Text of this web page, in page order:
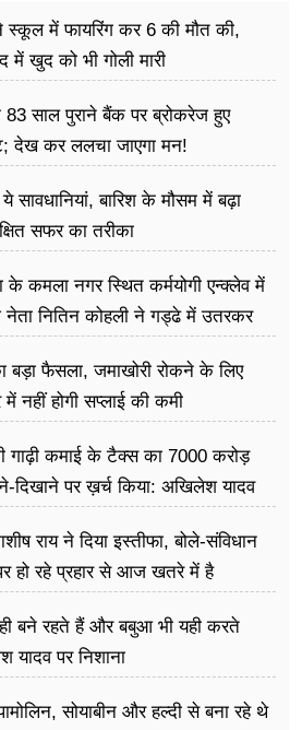
स्कूल में फायरिंग कर 6 की मौत की,
में खुद को भी गोली मारी
साल पुराने बैंक पर ब्रोकरेज हुए
देख कर ललचा जाएगा मन!
बारिश के मौसम में बढ़ा
सफर का तरीका
कमला नगर स्थित कर्मयोगी एन्क्लेव में
नितिन कोहली ने गड्ढे में उतरकर
बड़ा फैसला, जमाखोरी रोकने के लिए
नहीं होगी सप्लाई की कमी
गाढ़ी कमाई के टैक्स का 7000 करोड़
दिखाने पर ख़र्च किया: अखिलेश यादव
राय ने दिया इस्तीफा, बोले-संविधान
हो रहे प्रहार से आज खतरे में है
बने रहते हैं और बबुआ भी यही करते
यादव पर निशाना
सोयाबीन और हल्दी से बना रहे थे